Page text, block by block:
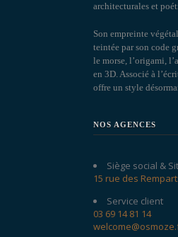
architecturales et
Son empreinte
teintée par son code
le morse, l’origami,
en 3D. Associé à
offre un style
NOS AGENCES
Siège social &
15 rue des
Service client
03 69 14 81 14